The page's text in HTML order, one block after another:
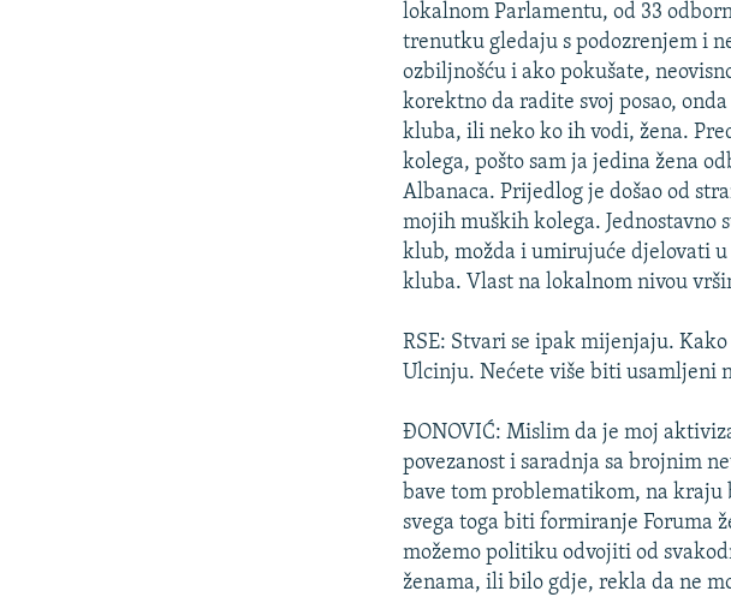
lokalnom Parlamentu, od 33
trenutku gledaju s podozrenjem i
ozbiljnošću i ako pokušate,
korektno da radite svoj posao,
kluba, ili neko ko ih vodi, žena.
kolega, pošto sam ja jedina žena
Albanaca. Prijedlog je došao od
mojih muških kolega. Jednostavno
klub, možda i umirujuće djelovati
kluba. Vlast na lokalnom nivou
RSE: Stvari se ipak mijenjaju.
Ulcinju. Nećete više biti usamljeni
ĐONOVIĆ: Mislim da je moj
povezanost i saradnja sa brojnim
bave tom problematikom, na
svega toga biti formiranje Foruma
možemo politiku odvojiti od
ženama, ili bilo gdje, rekla da ne